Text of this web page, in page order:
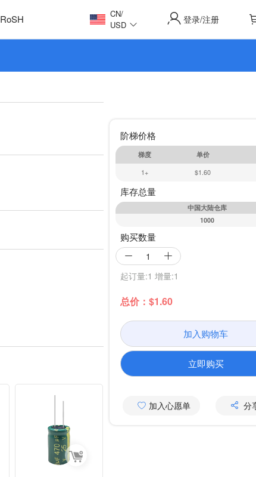
RoSH CN/
USD
登录/注册
阶梯价格
梯度
单价
1+
$1.60
库存总量
中国大陆仓库
1000
购买数量
起订量:1 增量:1
总价：$1.60
加入购物车
立即购买
加入心愿单 分